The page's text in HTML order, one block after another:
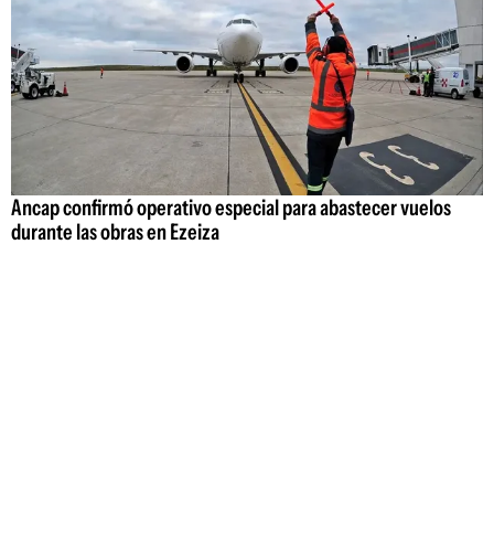
Ancap confirmó operativo especial para abastecer vuelos
durante las obras en Ezeiza